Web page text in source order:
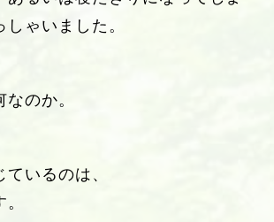
ゃいました。
のか。
いるのは、